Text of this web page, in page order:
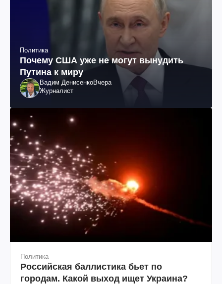
Политика
Почему США уже не могут вынудить
Путина к миру
Вадим ДенисенкоВчера
Журналист
Политика
Российская баллистика бьет по
городам. Какой выход ищет Украина?